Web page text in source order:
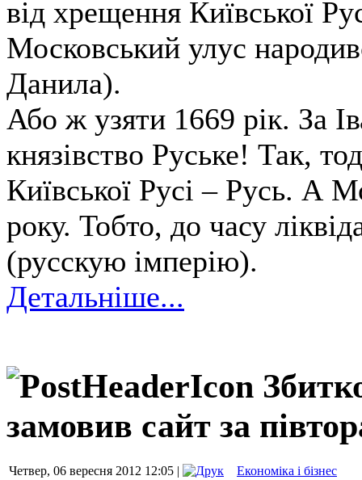
від хрещення Київської
Московський улус
Данила).
Або ж узяти 1669 рік. За
князівство Руське! Так,
Київської Русі – Русь. А
року. Тобто, до часу
(русскую імперію).
Детальніше...
замовив сайт за
Четвер, 06 вересня 2012 12:05 | Економіка і бізнес